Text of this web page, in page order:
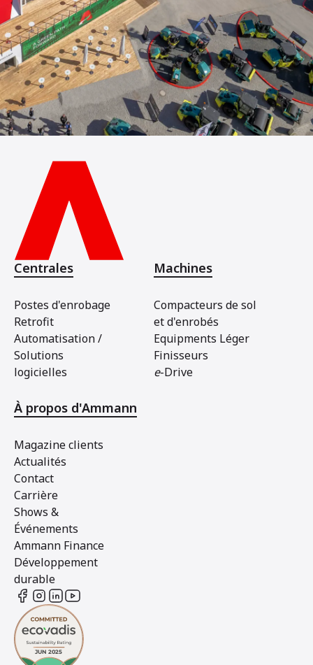
Centrales
Postes d'enrobage
Retrofit
Automatisation /
Solutions
logicielles
Machines
Compacteurs de sol
et d'enrobés
Equipments Léger
Finisseurs
e-Drive
À propos d'Ammann
Magazine clients
Actualités
Contact
Carrière
Shows &
Événements
Ammann Finance
Développement
durable